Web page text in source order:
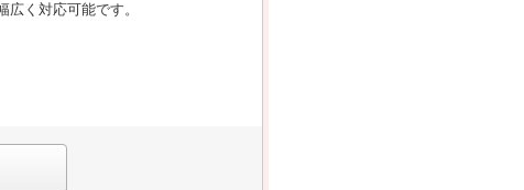
く対応可能です。